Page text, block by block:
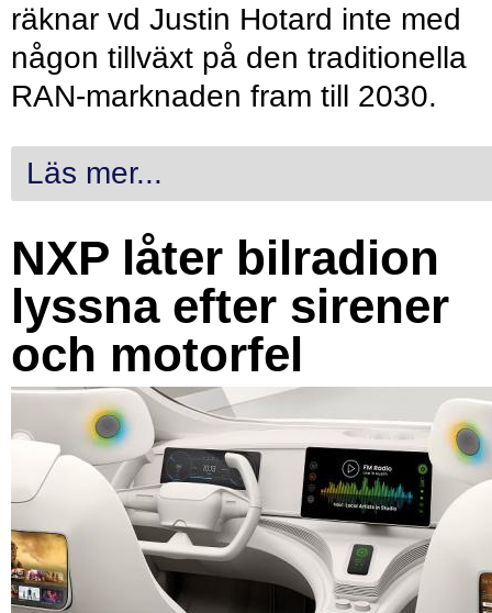
räknar vd Justin Hotard inte med
någon tillväxt på den traditionella
RAN-marknaden fram till 2030.
Läs mer...
NXP låter bilradion
lyssna efter sirener
och motorfel